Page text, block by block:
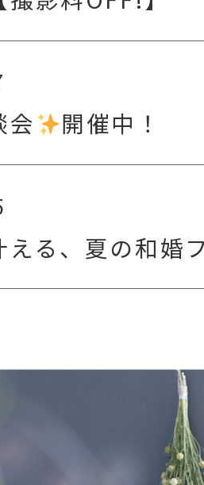
会 開催中！
える、夏の和婚